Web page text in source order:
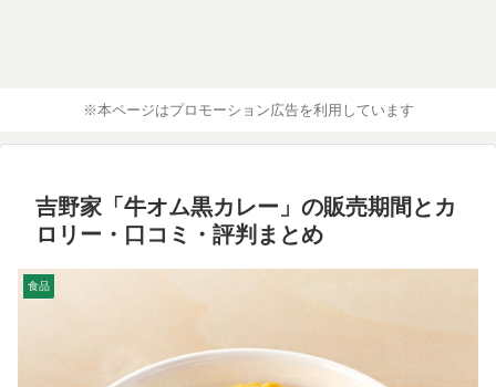
※本ページはプロモーション広告を利用しています
吉野家「牛オム黒カレー」の販売期間とカ
ロリー・口コミ・評判まとめ
食品